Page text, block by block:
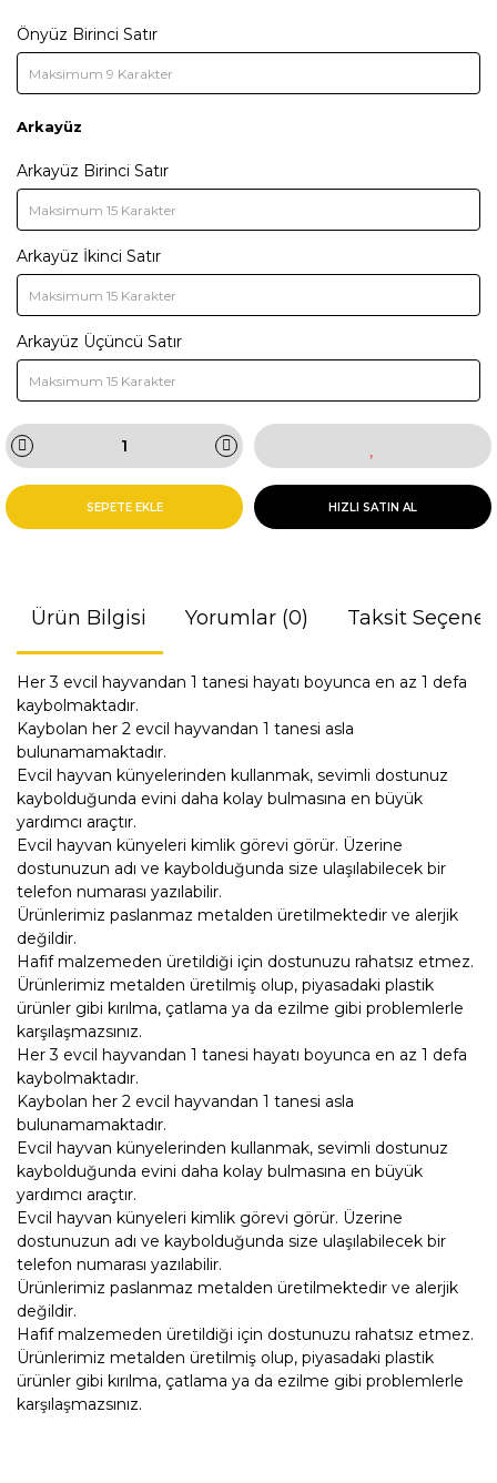
Önyüz Birinci Satır
Arkayüz
Arkayüz Birinci Satır
Arkayüz İkinci Satır
Arkayüz Üçüncü Satır
SEPETE EKLE HIZLI SATIN AL
Ürün Bilgisi Yorumlar (0) Taksit
Her 3 evcil hayvandan 1 tanesi hayatı boyunca en az 1 defa
kaybolmaktadır.
Kaybolan her 2 evcil hayvandan 1 tanesi asla
bulunamamaktadır.
Evcil hayvan künyelerinden kullanmak, sevimli dostunuz
kaybolduğunda evini daha kolay bulmasına en büyük
yardımcı araçtır.
Evcil hayvan künyeleri kimlik görevi görür. Üzerine
dostunuzun adı ve kaybolduğunda size ulaşılabilecek bir
telefon numarası yazılabilir.
Ürünlerimiz paslanmaz metalden üretilmektedir ve alerjik
değildir.
Hafif malzemeden üretildiği için dostunuzu rahatsız etmez.
Ürünlerimiz metalden üretilmiş olup, piyasadaki plastik
ürünler gibi kırılma, çatlama ya da ezilme gibi problemlerle
karşılaşmazsınız.
Her 3 evcil hayvandan 1 tanesi hayatı boyunca en az 1 defa
kaybolmaktadır.
Kaybolan her 2 evcil hayvandan 1 tanesi asla
bulunamamaktadır.
Evcil hayvan künyelerinden kullanmak, sevimli dostunuz
kaybolduğunda evini daha kolay bulmasına en büyük
yardımcı araçtır.
Evcil hayvan künyeleri kimlik görevi görür. Üzerine
dostunuzun adı ve kaybolduğunda size ulaşılabilecek bir
telefon numarası yazılabilir.
Ürünlerimiz paslanmaz metalden üretilmektedir ve alerjik
değildir.
Hafif malzemeden üretildiği için dostunuzu rahatsız etmez.
Ürünlerimiz metalden üretilmiş olup, piyasadaki plastik
ürünler gibi kırılma, çatlama ya da ezilme gibi problemlerle
karşılaşmazsınız.